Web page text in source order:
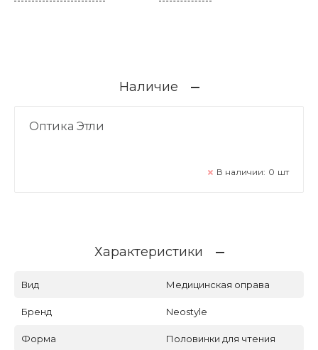
Наличие
Оптика Этли
В наличии: 0 шт
Характеристики
Вид Медицинская оправа
Бренд Neostyle
Форма Половинки для чтения